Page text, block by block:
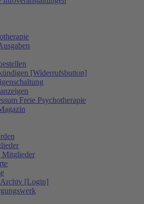
[Widerrufsbutton]
Freie Psychotherapie
Mitglieder
Archiv [Login]